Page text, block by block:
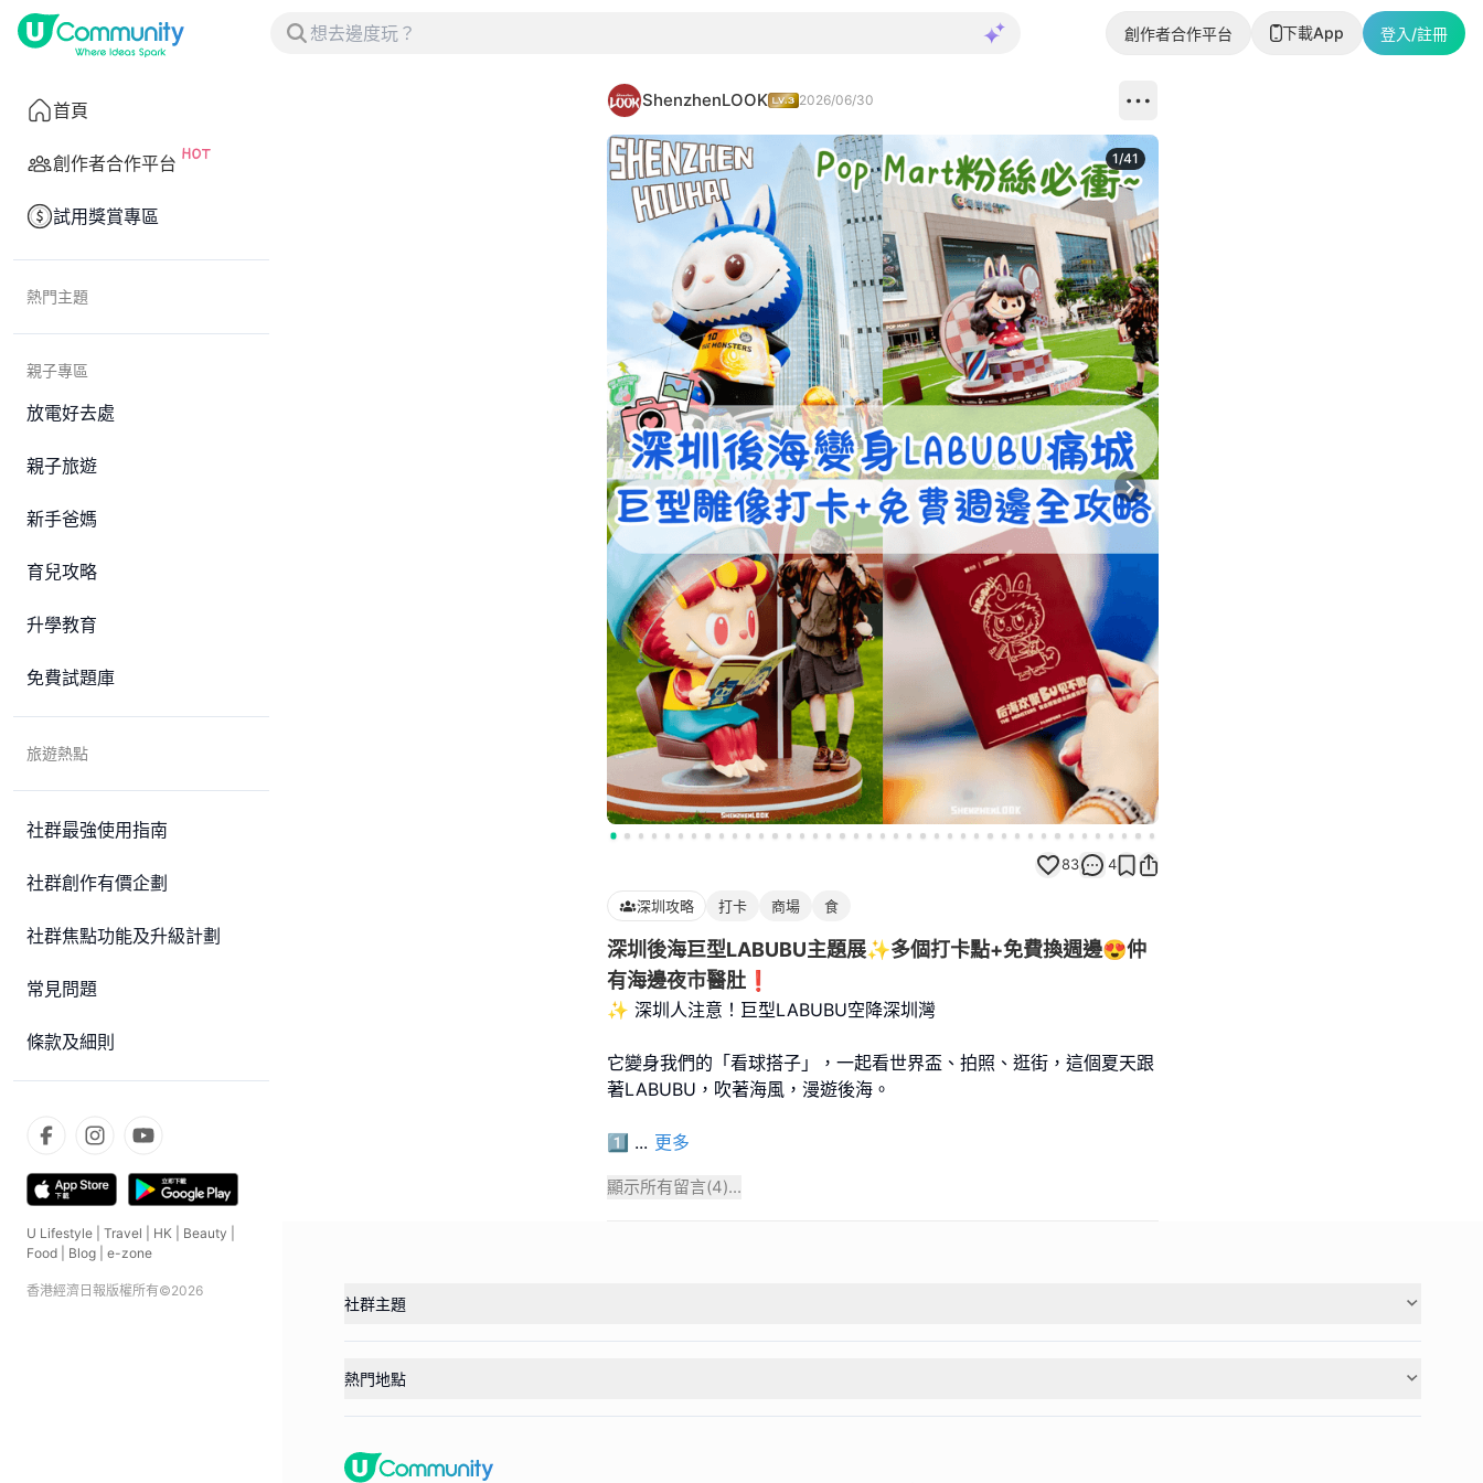
創作者合作平台 下載App 登入/註冊
首頁
創作者合作平台
試用獎賞專區
熱門主題
親子專區
放電好去處
親子旅遊
新手爸媽
育兒攻略
升學教育
免費試題庫
旅遊熱點
社群最強使用指南
社群創作有價企劃
社群焦點功能及升級計劃
常見問題
條款及細則
U Lifestyle Travel HK Beauty
Food
Blog e-zone
香港經濟日報版權所有©2026
ShenzhenLOOK 2026/06/30
Next slide
1/41
83 4
深圳攻略 打卡 商場 食
深圳後海巨型LABUBU主題展✨多個打卡點+免費換週邊😍仲
有海邊夜市醫肚❗️
✨ 深圳人注意！巨型LABUBU空降深圳灣
它變身我們的「看球搭子」，一起看世界盃、拍照、逛街，這個夏天跟
著LABUBU，吹著海風，漫遊後海。
1️⃣ ... 更多
顯示所有留言(4)...
社群主題
熱門地點